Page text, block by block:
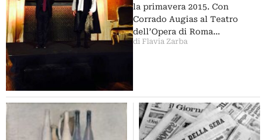
la primavera 2015. Con
Corrado Augias al Teatro
dell’Opera di Roma…
di Flavia Zarba